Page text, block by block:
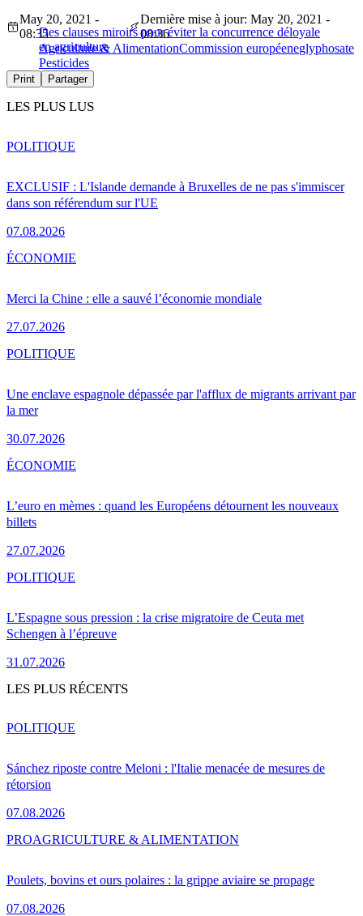
Des clauses miroirs pour éviter la concurrence déloyale
en agriculture
May 20, 2021 -
08:35
Dernière mise à jour: May 20, 2021 -
08:36
Agriculture & AlimentationCommission européeneglyphosate
Pesticides
Print Partager
LES PLUS LUS
EXCLUSIF : L'Islande demande à Bruxelles de ne pas s'immiscer
dans son référendum sur l'UE
07.08.2026
POLITIQUE
Merci la Chine : elle a sauvé l’économie mondiale
27.07.2026
ÉCONOMIE
Une enclave espagnole dépassée par l'afflux de migrants arrivant par
la mer
30.07.2026
POLITIQUE
L’euro en mèmes : quand les Européens détournent les nouveaux
billets
27.07.2026
ÉCONOMIE
L’Espagne sous pression : la crise migratoire de Ceuta met
Schengen à l’épreuve
31.07.2026
POLITIQUE
LES PLUS RÉCENTS
Sánchez riposte contre Meloni : l'Italie menacée de mesures de
rétorsion
07.08.2026
POLITIQUE
Poulets, bovins et ours polaires : la grippe aviaire se propage
07.08.2026
PROAGRICULTURE & ALIMENTATION